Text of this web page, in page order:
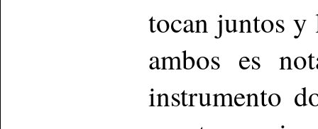
tocan juntos y
ambos es
instrumento